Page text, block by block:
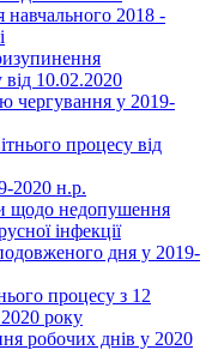
навчального 2018 -
10.02.2020
чергування у 2019-
процесу від
2020 н.р.
щодо недопушення
інфекції
дня у 2019-
процесу з 12
року
робочих днів у 2020